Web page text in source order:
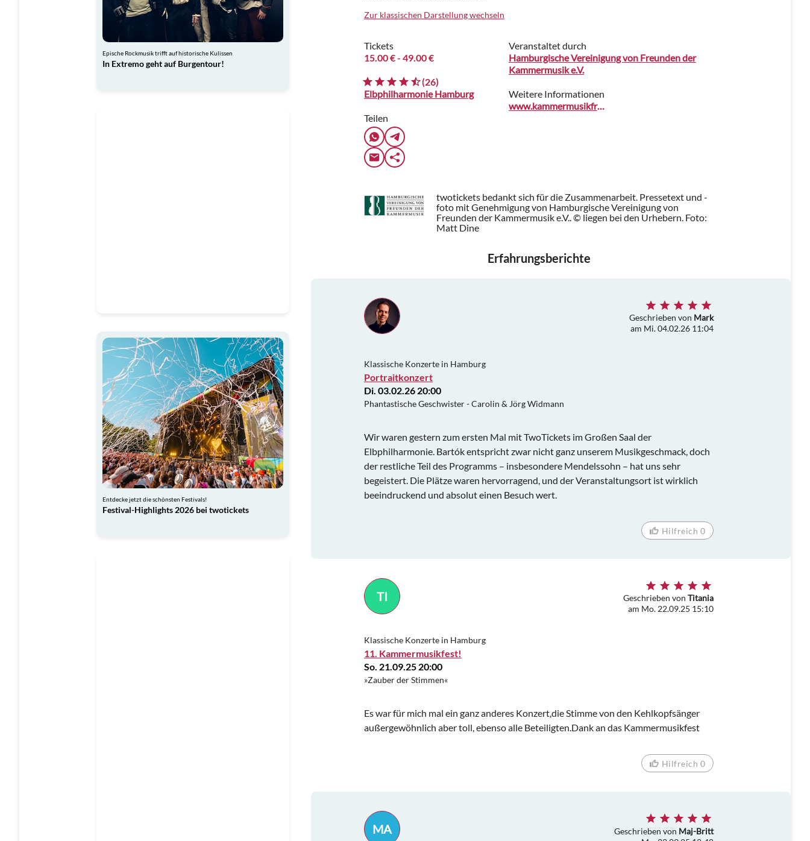
Epische Rockmusik trifft auf historische Kulissen
In Extremo geht auf Burgentour!
Entdecke jetzt die schönsten Festivals!
Festival-Highlights 2026 bei twotickets
Zur klassischen Darstellung wechseln
Tickets
15.00 €- 49.00 €
(26)
Elbphilharmonie Hamburg
Veranstaltet durch
Hamburgische Vereinigung von Freunden der
Kammermusik e.V.
Weitere Informationen
www.kammermusikfreunde.de
Teilen
twotickets bedankt sich für die Zusammenarbeit. Pressetext und -
foto mit Genehmigung von Hamburgische Vereinigung von
Freunden der Kammermusik e.V.. © liegen bei den Urhebern. Foto:
Matt Dine
Erfahrungsberichte
Geschrieben von Mark
am Mi. 04.02.26 11:04
Klassische Konzerte in Hamburg
Portraitkonzert
Di. 03.02.26 20:00
Phantastische Geschwister - Carolin & Jörg Widmann
Wir waren gestern zum ersten Mal mit TwoTickets im Großen Saal der
Elbphilharmonie. Bartók entspricht zwar nicht ganz unserem Musikgeschmack, doch
der restliche Teil des Programms – insbesondere Mendelssohn – hat uns sehr
begeistert. Die Plätze waren hervorragend, und der Veranstaltungsort ist wirklich
beeindruckend und absolut einen Besuch wert.
Hilfreich 0
TI Geschrieben von Titania
am Mo. 22.09.25 15:10
Klassische Konzerte in Hamburg
11. Kammermusikfest!
So. 21.09.25 20:00
»Zauber der Stimmen«
Es war für mich mal ein ganz anderes Konzert,die Stimme von den Kehlkopfsänger
außergewöhnlich aber toll, ebenso alle Beteiligten.Dank an das Kammermusikfest
Hilfreich 0
MA Geschrieben von Maj-Britt